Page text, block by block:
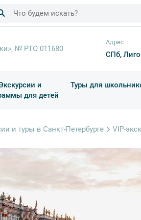
№ РТО 011680
Адрес
СПб,
и
для детей
Туры для
и туры в Санкт-Петербурге VIP-